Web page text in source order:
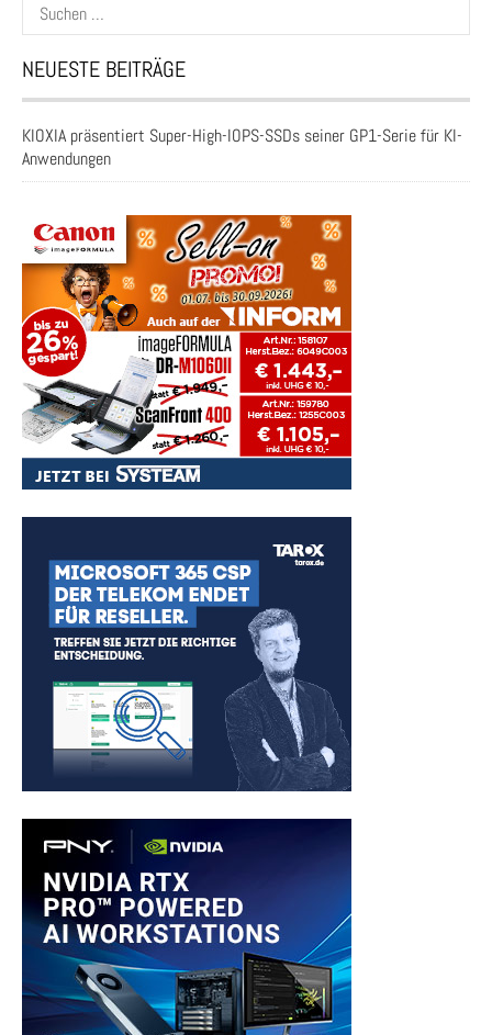
nach:
NEUESTE BEITRÄGE
KIOXIA präsentiert Super-High-IOPS-SSDs seiner GP1-Serie für KI-
Anwendungen